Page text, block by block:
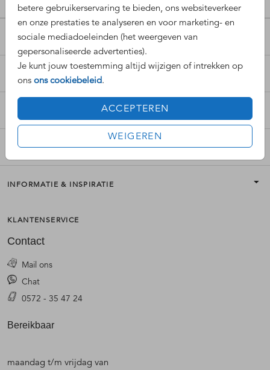
betere gebruikerservaring te bieden, ons websiteverkeer
en onze prestaties te analyseren en voor marketing- en
sociale mediadoeleinden (het weergeven van
gepersonaliseerde advertenties).
Je kunt jouw toestemming altijd wijzigen of intrekken op
ons ons cookiebeleid.
ACCEPTEREN
WEIGEREN
Prijs:€ 6,50 per 25 zegels
POPULAIRE COLLECTIES
OVERIGE COLLECTIES
PRODUCTEN
INFORMATIE & INSPIRATIE
KLANTENSERVICE
Contact
Mail ons
Chat
0572 - 35 47 24
Bereikbaar
maandag t/m vrijdag van